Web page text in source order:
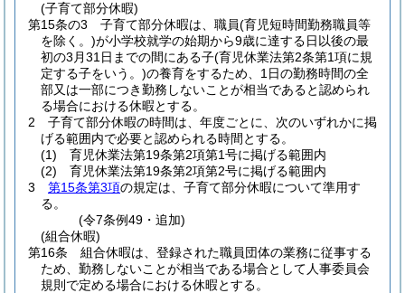
(子育て部分休暇)
第15条の3
子育て部分休暇は、職員(育児短時間勤務職員等
を除く。)が小学校就学の始期から9歳に達する日以後の最
初の3月31日までの間にある子(育児休業法第2条第1項に規
定する子をいう。)の養育をするため、1日の勤務時間の全
部又は一部につき勤務しないことが相当であると認められ
る場合における休暇とする。
2
子育て部分休暇の時間は、年度ごとに、次のいずれかに掲
げる範囲内で必要と認められる時間とする。
(1)
育児休業法第19条第2項第1号に掲げる範囲内
(2)
育児休業法第19条第2項第2号に掲げる範囲内
3
第15条第3項の規定は、子育て部分休暇について準用す
る。
(令7条例49・追加)
(組合休暇)
第16条
組合休暇は、登録された職員団体の業務に従事する
ため、勤務しないことが相当である場合として人事委員会
規則で定める場合における休暇とする。